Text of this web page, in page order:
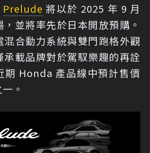
Prelude 將以於 2025 年 9 月
並將率先於日本開放預購。
混合動力系統與雙門跑格外觀
承載品牌對於駕馭樂趣的再詮
期 Honda 產品線中預計售價
。